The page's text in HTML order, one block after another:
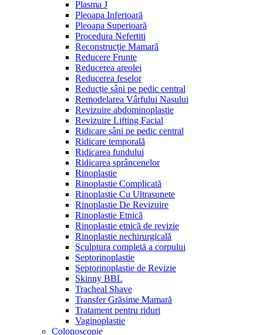
Plasma J
Pleoapa Inferioară
Pleoapa Superioară
Procedura Nefertiti
Reconstrucție Mamară
Reducere Frunte
Reducerea areolei
Reducerea feselor
Reducție sâni pe pedic central
Remodelarea Vârfului Nasului
Revizuire abdominoplastie
Revizuire Lifting Facial
Ridicare sâni pe pedic central
Ridicare temporală
Ridicarea fundului
Ridicarea sprâncenelor
Rinoplastie
Rinoplastie Complicată
Rinoplastie Cu Ultrasunete
Rinoplastie De Revizuire
Rinoplastie Etnică
Rinoplastie etnică de revizie
Rinoplastie nechirurgicală
Sculptura completă a corpului
Septorinoplastie
Septorinoplastie de Revizie
Skinny BBL
Tracheal Shave
Transfer Grăsime Mamară
Tratament pentru riduri
Vaginoplastie
Colonoscopie